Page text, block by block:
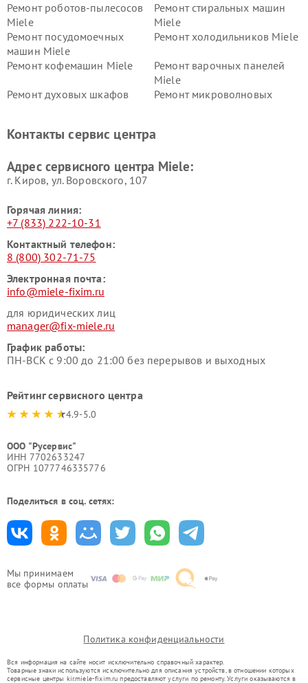
Мы принимаем
все формы оплаты
Ремонт роботов-пылесосов
Miele
Ремонт стиральных машин
Miele
Ремонт посудомоечных
машин Miele
Ремонт холодильников Miele
Ремонт кофемашин Miele
Ремонт варочных панелей
Miele
Ремонт духовых шкафов
Ремонт микроволновых
Miele
Miele
пылесосов Miele
Контакты сервис центра
Адрес сервисного центра Miele:
г. Киров, ул. Воровского, 107
Горячая линия:
+7 (833) 222-10-31
Контактный телефон:
8 (800) 302-71-75
Электронная почта:
info@miele-fixim.ru
для юридических лиц
manager@fix-miele.ru
График работы:
ПН-ВСК с 9:00 до 21:00 без перерывов и выходных
Рейтинг сервисного центра
4.9-5.0
ООО "Русервис"
ИНН 7702633247
ОГРН 1077746335776
Поделиться в соц. сетях:
Политика конфиденциальности
Вся информация на сайте носит исключительно справочный характер.
Товарные знаки используются исключительно для описания устройств, в отношении которых
сервисные центры kir.miele-fixim.ru предоставляют услуги по ремонту. Услуги оказываются в